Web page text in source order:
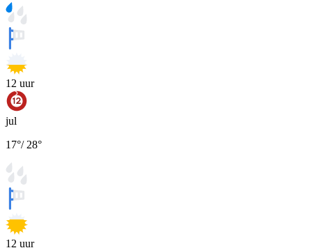
12 uur
jul
17°/ 28°
12 uur